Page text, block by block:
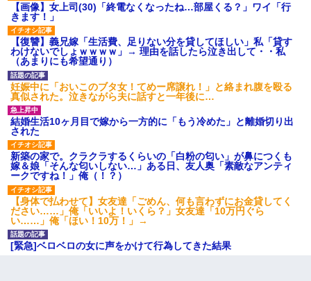
【画像】女上司(30)「終電なくなったね…部屋くる？」ワイ「行
きます！」
【復讐】義兄嫁「生活費、足りない分を貸してほしい」私「貸す
わけないでしょｗｗｗｗ」→ 理由を話したら泣き出して・・私
（あまりにも希望通り）
妊娠中に「おいこのブタ女！てめー席譲れ！」と絡まれ腹を殴る
真似された。泣きながら夫に話すと一年後に…
結婚生活10ヶ月目で嫁から一方的に「もう冷めた」と離婚切り出
された
新築の家で。クラクラするくらいの「白粉の匂い」が鼻につくも
嫁＆娘「そんな匂いしない…」ある日、友人奥「素敵なアンティ
ークですね！」俺（！？）
【身体で払わせて】女友達「ごめん、何も言わずにお金貸してく
ださい……」俺「いいよ！いくら？」女友達「10万円ぐら
い……」俺「ほい！10万！」→
[緊急]ベロベロの女に声をかけて行為してきた結果